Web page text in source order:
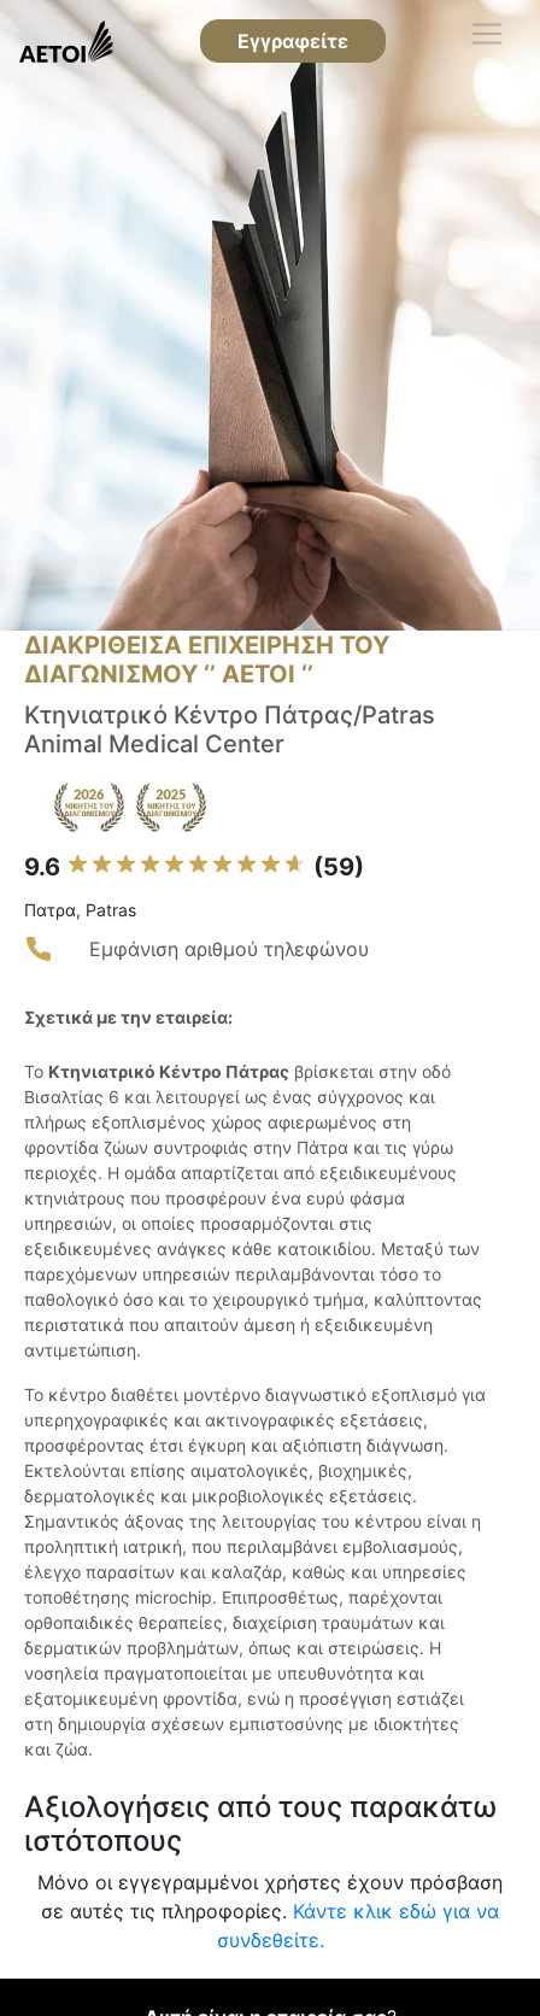
Εγγραφείτε
ΔΙΑΚΡΙΘΕΙΣΑ ΕΠΙΧΕΙΡΗΣΗ ΤΟΥ
ΔΙΑΓΩΝΙΣΜΟΥ ‘’ ΑΕΤΟΙ ‘’
Κτηνιατρικό Κέντρο Πάτρας/Patras
Animal Medical Center
9.6 (59)
Πατρα, Patras
Εμφάνιση αριθμού τηλεφώνου
Σχετικά με την εταιρεία:
Το Κτηνιατρικό Κέντρο Πάτρας βρίσκεται στην οδό
Βισαλτίας 6 και λειτουργεί ως ένας σύγχρονος και
πλήρως εξοπλισμένος χώρος αφιερωμένος στη
φροντίδα ζώων συντροφιάς στην Πάτρα και τις γύρω
περιοχές. Η ομάδα απαρτίζεται από εξειδικευμένους
κτηνιάτρους που προσφέρουν ένα ευρύ φάσμα
υπηρεσιών, οι οποίες προσαρμόζονται στις
εξειδικευμένες ανάγκες κάθε κατοικιδίου. Μεταξύ των
παρεχόμενων υπηρεσιών περιλαμβάνονται τόσο το
παθολογικό όσο και το χειρουργικό τμήμα, καλύπτοντας
περιστατικά που απαιτούν άμεση ή εξειδικευμένη
αντιμετώπιση.
Το κέντρο διαθέτει μοντέρνο διαγνωστικό εξοπλισμό για
υπερηχογραφικές και ακτινογραφικές εξετάσεις,
προσφέροντας έτσι έγκυρη και αξιόπιστη διάγνωση.
Εκτελούνται επίσης αιματολογικές, βιοχημικές,
δερματολογικές και μικροβιολογικές εξετάσεις.
Σημαντικός άξονας της λειτουργίας του κέντρου είναι η
προληπτική ιατρική, που περιλαμβάνει εμβολιασμούς,
έλεγχο παρασίτων και καλαζάρ, καθώς και υπηρεσίες
τοποθέτησης microchip. Επιπροσθέτως, παρέχονται
ορθοπαιδικές θεραπείες, διαχείριση τραυμάτων και
δερματικών προβλημάτων, όπως και στειρώσεις. Η
νοσηλεία πραγματοποιείται με υπευθυνότητα και
εξατομικευμένη φροντίδα, ενώ η προσέγγιση εστιάζει
στη δημιουργία σχέσεων εμπιστοσύνης με ιδιοκτήτες
και ζώα.
Αξιολογήσεις από τους παρακάτω
ιστότοπους
Μόνο οι εγγεγραμμένοι χρήστες έχουν πρόσβαση
σε αυτές τις πληροφορίες. Κάντε κλικ εδώ για να
συνδεθείτε.